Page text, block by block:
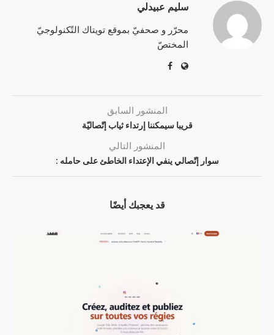
سليم عبيدلي
محرّر و صحفيّ بموقع تويتاك التّكنولوجيّ
المختصّ
المنشور السابق
قريبا سيمكننا إرتداء ثياب إتّصاليّة
المنشور التالي
سوار إتّصالي ينفي الإعتداء الخاطئ على حامله :
قد يعجبك أيضًا